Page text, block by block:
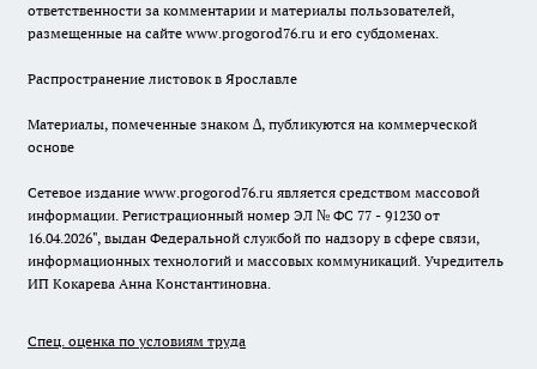
ответственности за комментарии и материалы пользователей,
размещенные на сайте www.progorod76.ru и его субдоменах.
Распространение листовок в Ярославле
Материалы, помеченные знаком ∆, публикуются на коммерческой
основе
Сетевое издание www.progorod76.ru является средством массовой
информации. Регистрационный номер ЭЛ № ФС 77 - 91230 от
16.04.2026", выдан Федеральной службой по надзору в сфере связи,
информационных технологий и массовых коммуникаций. Учредитель
ИП Кокарева Анна Константиновна.
Спец. оценка по условиям труда